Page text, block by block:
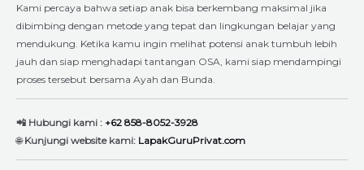
Kami percaya bahwa setiap anak bisa berkembang maksimal jika
dibimbing dengan metode yang tepat dan lingkungan belajar yang
mendukung. Ketika kamu ingin melihat potensi anak tumbuh lebih
jauh dan siap menghadapi tantangan OSA, kami siap mendampingi
proses tersebut bersama Ayah dan Bunda.
📲 Hubungi kami : +62 858-8052-3928
🌐Kunjungi website kami: LapakGuruPrivat.com